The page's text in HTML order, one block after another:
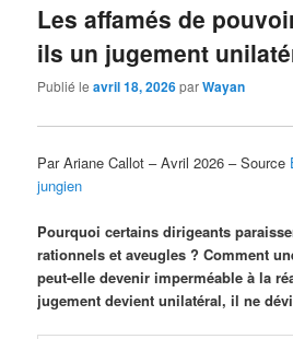
Les affamés de
ils un jugement
Publié leavril 18, 2026parWayan
Par Ariane Callot – Avril 2026 – Source
jungien
Pourquoi certains dirigeants
rationnels et aveugles ? Comment
peut-elle devenir imperméable à la
jugement devient unilatéral, il ne